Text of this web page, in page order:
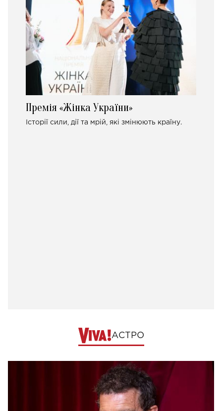
Премія «Жінка України»
Історії сили, дії та мрій, які змінюють країну.
АСТРО